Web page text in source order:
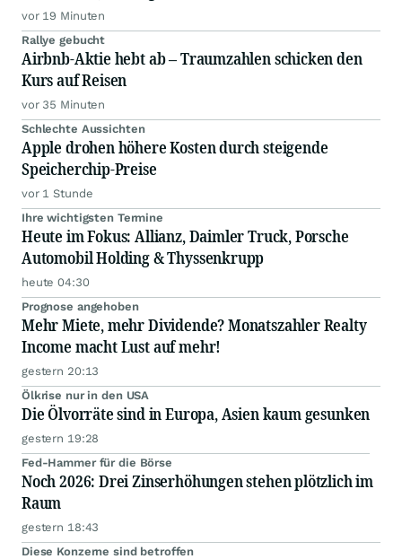
vor 19 Minuten
Rallye gebucht
Airbnb-Aktie hebt ab – Traumzahlen schicken den
Kurs auf Reisen
vor 35 Minuten
Schlechte Aussichten
Apple drohen höhere Kosten durch steigende
Speicherchip-Preise
vor 1 Stunde
Ihre wichtigsten Termine
Heute im Fokus: Allianz, Daimler Truck, Porsche
Automobil Holding & Thyssenkrupp
heute 04:30
Prognose angehoben
Mehr Miete, mehr Dividende? Monatszahler Realty
Income macht Lust auf mehr!
gestern 20:13
Ölkrise nur in den USA
Die Ölvorräte sind in Europa, Asien kaum gesunken
gestern 19:28
Fed-Hammer für die Börse
Noch 2026: Drei Zinserhöhungen stehen plötzlich im
Raum
gestern 18:43
Diese Konzerne sind betroffen